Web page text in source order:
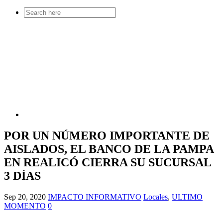
Search
for:
POR UN NÚMERO IMPORTANTE DE
AISLADOS, EL BANCO DE LA PAMPA
EN REALICÓ CIERRA SU SUCURSAL
3 DÍAS
Sep 20, 2020 IMPACTO INFORMATIVO Locales, ULTIMO
MOMENTO 0